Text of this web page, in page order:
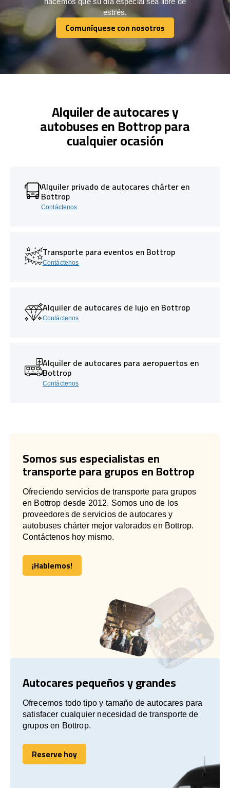
estrés.
Comuníquese con nosotros
Comuníquese con nosotros
Alquiler de autocares y
autobuses en Bottrop para
cualquier ocasión
Alquiler privado de autocares chárter en
Bottrop
Contáctenos
Transporte para eventos en Bottrop
Contáctenos
Alquiler de autocares de lujo en Bottrop
Contáctenos
Alquiler de autocares para aeropuertos en
Bottrop
Contáctenos
Somos sus especialistas en
transporte para grupos en Bottrop
Ofreciendo servicios de transporte para grupos
en Bottrop desde 2012. Somos uno de los
proveedores de servicios de autocares y
autobuses chárter mejor valorados en Bottrop.
Contáctenos hoy mismo.
¡Hablemos!
¡Hablemos!
Autocares pequeños y grandes
Ofrecemos todo tipo y tamaño de autocares para
satisfacer cualquier necesidad de transporte de
grupos en Bottrop.
Reserve hoy
Reserve hoy